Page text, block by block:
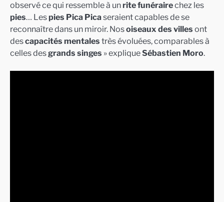
observé ce qui ressemble à un rite funérairechez les
pies… Les pies Pica Picaseraient capables de se
reconnaître dans un miroir. Nosoiseaux des villes ont
descapacités mentales très évoluées, comparables à
celles desgrands singes » expliqueSébastien Moro.